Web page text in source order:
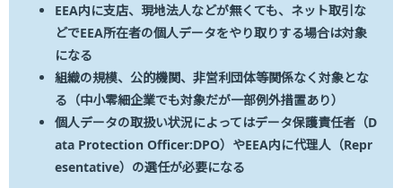
EEA内に支店、現地法人などが無くても、ネット取引な
どでEEA所在者の個人データをやり取りする場合は対象
になる
組織の規模、公的機関、非営利団体等関係なく対象とな
る（中小零細企業でも対象だが一部例外措置あり）
個人データの取扱い状況によってはデータ保護責任者（D
ata Protection Officer:DPO）やEEA内に代理人（Repr
esentative）の選任が必要になる